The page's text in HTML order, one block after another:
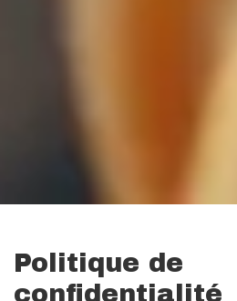
Politique de
confidentialité